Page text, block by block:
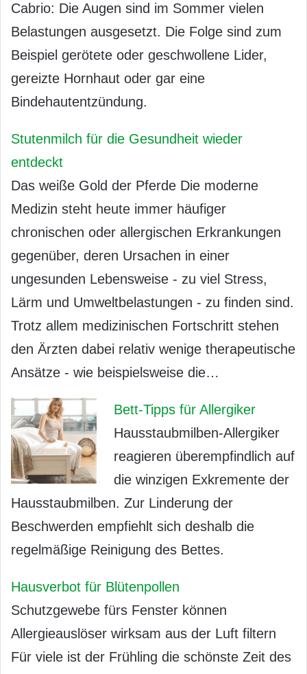
Cabrio: Die Augen sind im Sommer vielen
Belastungen ausgesetzt. Die Folge sind zum
Beispiel gerötete oder geschwollene Lider,
gereizte Hornhaut oder gar eine
Bindehautentzündung.
Stutenmilch für die Gesundheit wieder
entdeckt
Das weiße Gold der Pferde Die moderne
Medizin steht heute immer häufiger
chronischen oder allergischen Erkrankungen
gegenüber, deren Ursachen in einer
ungesunden Lebensweise - zu viel Stress,
Lärm und Umweltbelastungen - zu finden sind.
Trotz allem medizinischen Fortschritt stehen
den Ärzten dabei relativ wenige therapeutische
Ansätze - wie beispielsweise die…
Bett-Tipps für Allergiker
Hausstaubmilben-Allergiker
reagieren überempfindlich auf
die winzigen Exkremente der
Hausstaubmilben. Zur Linderung der
Beschwerden empfiehlt sich deshalb die
regelmäßige Reinigung des Bettes.
Hausverbot für Blütenpollen
Schutzgewebe fürs Fenster können
Allergieauslöser wirksam aus der Luft filtern
Für viele ist der Frühling die schönste Zeit des